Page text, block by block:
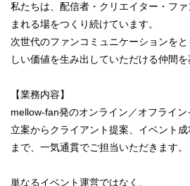
私たちは、配信者・クリエイター・フ
まれる場をつくり続けています。
次世代のファンコミュニケーションを
しい価値を生み出していただける仲間を
【業務内容】
mellow-fan発のオンライン／オフライ
立案からクライアント提案、イベント
まで、一気通貫でご担当いただきます。
単なるイベント運営ではなく、